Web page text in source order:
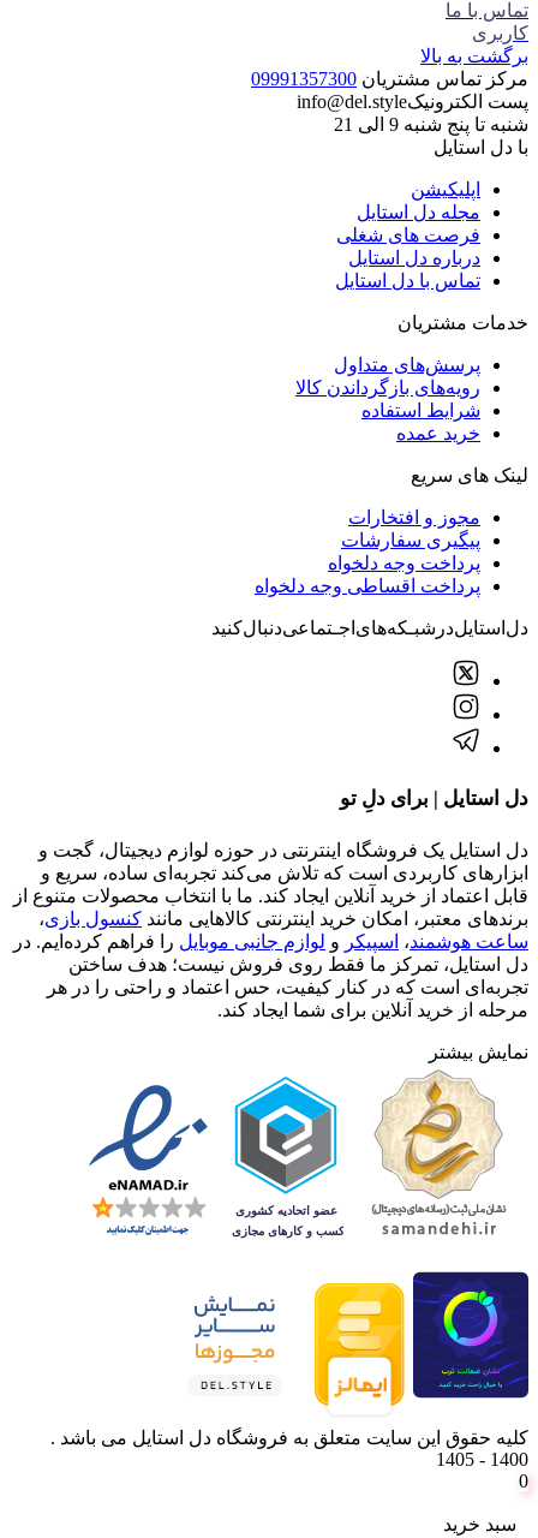
تماس با ما
کاربری
برگشت به بالا
مرکز تماس مشتریان 09991357300
پست الکترونیکinfo@del.style
شنبه تا پنج شنبه 9 الی 21
با دل استایل
اپلیکیشن
مجله دل استایل
فرصت های شغلی
درباره دل استایل
تماس با دل استایل
خدمات مشتریان
پرسش‌های متداول
رویه‌های بازگرداندن کالا
شرایط استفاده
خرید عمده
لینک های سریع
مجوز و افتخارات
پیگیری سفارشات
پرداخت وجه دلخواه
پرداخت اقساطی وجه دلخواه
دل‌استایل‌در‌‌شبـکه‌های‌اجـتماعی‌دنبال‌کنید
دل استایل | برای دلِ تو
دل استایل یک فروشگاه اینترنتی در حوزه لوازم دیجیتال، گجت و
ابزارهای کاربردی است که تلاش می‌کند تجربه‌ای ساده، سریع و
قابل اعتماد از خرید آنلاین ایجاد کند. ما با انتخاب محصولات متنوع از
برندهای معتبر، امکان خرید اینترنتی کالاهایی مانند کنسول بازی،
ساعت هوشمند، اسپیکر و لوازم جانبی موبایل را فراهم کرده‌ایم. در
دل استایل، تمرکز ما فقط روی فروش نیست؛ هدف ساختن
تجربه‌ای است که در کنار کیفیت، حس اعتماد و راحتی را در هر
مرحله از خرید آنلاین برای شما ایجاد کند.
نمایش بیشتر
کلیه حقوق این سایت متعلق به فروشگاه دل استایل می باشد .
1400 - 1405
0
سبد خرید